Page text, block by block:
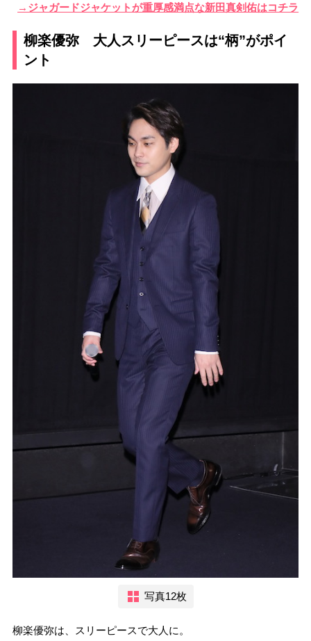
→ジャガードジャケットが重厚感満点な新田真剣佑はコチラ
柳楽優弥 大人スリーピースは“柄”がポイ
ント
写真12枚
柳楽優弥は、スリーピースで大人に。